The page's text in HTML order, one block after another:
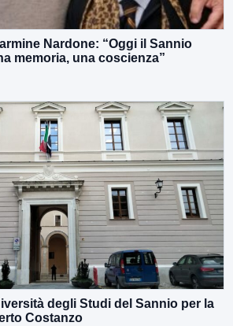
Nardone: “Oggi il Sannio
memoria, una coscienza”
degli Studi del Sannio per la
Costanzo